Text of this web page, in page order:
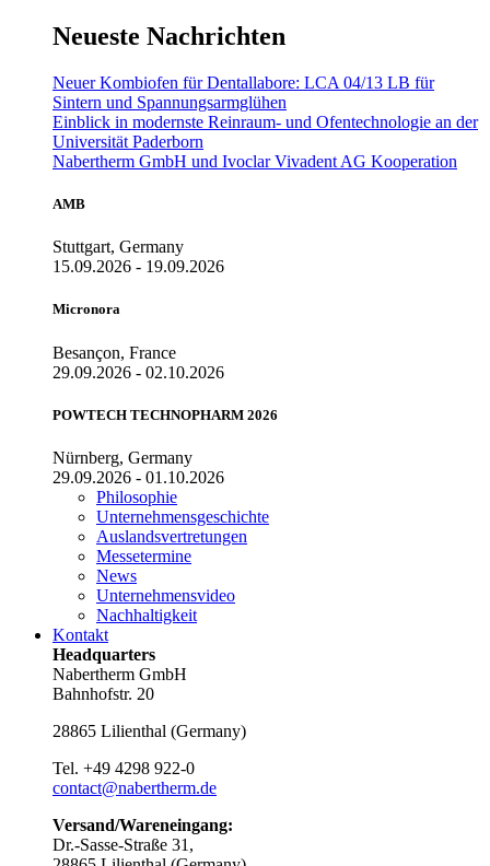
Neueste Nachrichten
Neuer Kombiofen für Dentallabore: LCA 04/13 LB für
Sintern und Spannungsarmglühen
Einblick in modernste Reinraum- und Ofentechnologie an der
Universität Paderborn
Nabertherm GmbH und Ivoclar Vivadent AG Kooperation
AMB
Stuttgart, Germany
15.09.2026 - 19.09.2026
Micronora
Besançon, France
29.09.2026 - 02.10.2026
POWTECH TECHNOPHARM 2026
Nürnberg, Germany
29.09.2026 - 01.10.2026
Philosophie
Unternehmensgeschichte
Auslandsvertretungen
Messetermine
News
Unternehmensvideo
Nachhaltigkeit
Kontakt
Headquarters
Nabertherm GmbH
Bahnhofstr. 20
28865 Lilienthal (Germany)
Tel. +49 4298 922-0
contact@nabertherm.de
Versand/Wareneingang:
Dr.-Sasse-Straße 31,